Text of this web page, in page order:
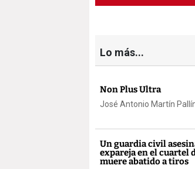
Lo más...
Non Plus Ultra
José Antonio Martín
Un guardia civil
expareja en el cuartel
muere abatido a tiros